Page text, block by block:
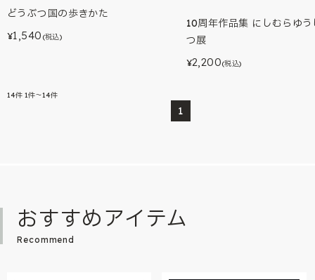
どうぶつ国の歩きかた
¥1,540 (税込)
10周年作品集 にしむらゆ
つ展
¥2,200(税込)
14件 1件～14件
1
おすすめアイテム
Recommend